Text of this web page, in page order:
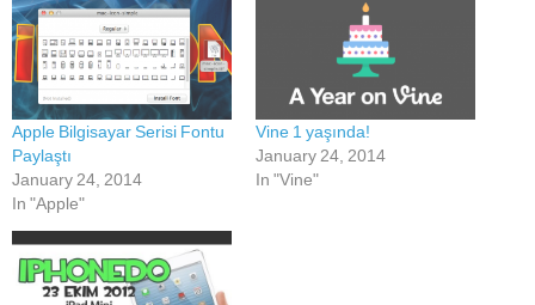
Apple Bilgisayar Serisi Fontu
Paylaştı
January 24, 2014
In "Apple"
Vine 1 yaşında!
January 24, 2014
In "Vine"